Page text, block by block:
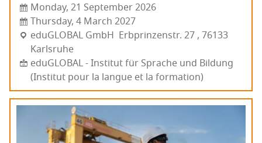
Monday, 21 September 2026
Thursday, 4 March 2027
edu­GLO­BAL GmbH Erb­prin­zens­tr. 27 , 76133
Karls­ruhe
eduGLOBAL - Institut für Sprache und Bildung
(Institut pour la langue et la formation)